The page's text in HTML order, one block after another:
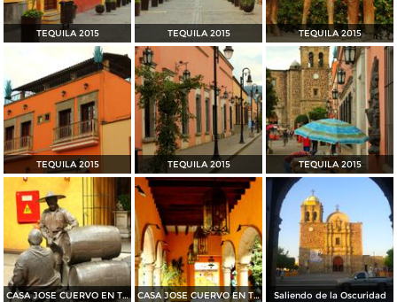
TEQUILA 2015 TEQUILA 2015 TEQUILA 2015
TEQUILA 2015 TEQUILA 2015 TEQUILA 2015
CASA JOSE CUERVO EN TEQUILA 2015 CASA JOSE CUERVO EN TEQUILA 2015 Saliendo de la Oscuridad